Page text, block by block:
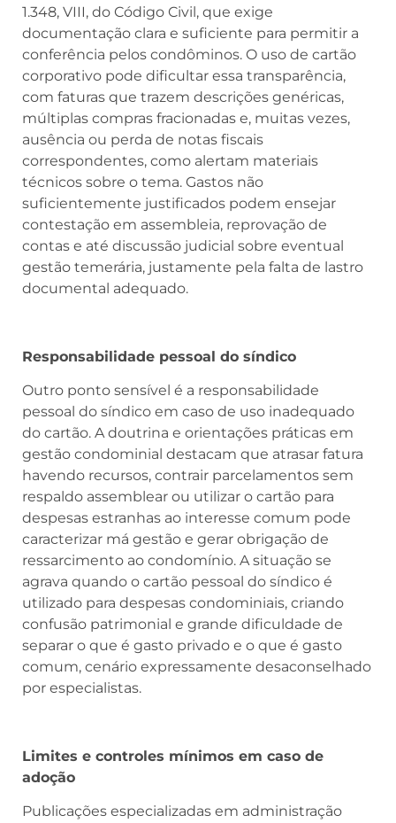
1.348, VIII, do Código Civil, que exige
documentação clara e suficiente para permitir a
conferência pelos condôminos. O uso de cartão
corporativo pode dificultar essa transparência,
com faturas que trazem descrições genéricas,
múltiplas compras fracionadas e, muitas vezes,
ausência ou perda de notas fiscais
correspondentes, como alertam materiais
técnicos sobre o tema. Gastos não
suficientemente justificados podem ensejar
contestação em assembleia, reprovação de
contas e até discussão judicial sobre eventual
gestão temerária, justamente pela falta de lastro
documental adequado.
Responsabilidade pessoal do síndico
Outro ponto sensível é a responsabilidade
pessoal do síndico em caso de uso inadequado
do cartão. A doutrina e orientações práticas em
gestão condominial destacam que atrasar fatura
havendo recursos, contrair parcelamentos sem
respaldo assemblear ou utilizar o cartão para
despesas estranhas ao interesse comum pode
caracterizar má gestão e gerar obrigação de
ressarcimento ao condomínio. A situação se
agrava quando o cartão pessoal do síndico é
utilizado para despesas condominiais, criando
confusão patrimonial e grande dificuldade de
separar o que é gasto privado e o que é gasto
comum, cenário expressamente desaconselhado
por especialistas.
Limites e controles mínimos em caso de
adoção
Publicações especializadas em administração